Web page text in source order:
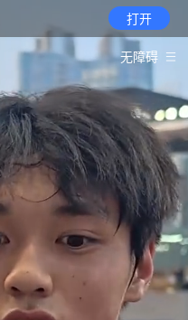
打开
无障碍